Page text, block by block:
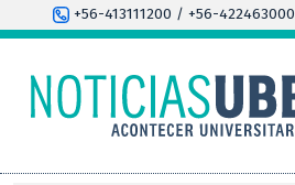
+56-413111200 / +56-422463000